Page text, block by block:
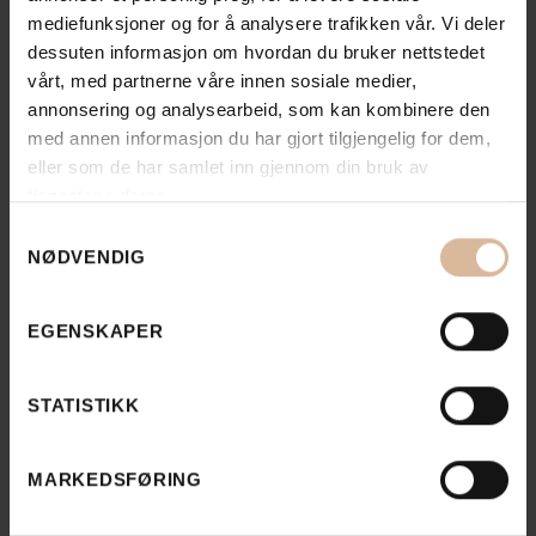
mediefunksjoner og for å analysere trafikken vår. Vi deler
dessuten informasjon om hvordan du bruker nettstedet
vårt, med partnerne våre innen sosiale medier,
annonsering og analysearbeid, som kan kombinere den
med annen informasjon du har gjort tilgjengelig for dem,
eller som de har samlet inn gjennom din bruk av
NØDVENDIG
EGENSKAPER
STATISTIKK
MARKEDSFØRING
Se flere
prosjekter
Se alle